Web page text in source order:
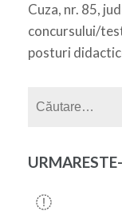
Cuza, nr. 85,
concursului/
posturi